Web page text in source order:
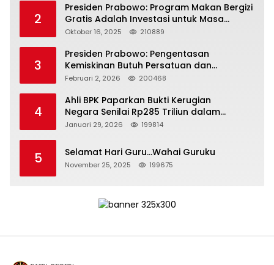
2
Presiden Prabowo: Program Makan Bergizi
Gratis Adalah Investasi untuk Masa
Depan Bangsa
Oktober 16, 2025 210889
3
Presiden Prabowo: Pengentasan
Kemiskinan Butuh Persatuan dan
Kepemimpinan yang Bertanggung Jawab
Februari 2, 2026 200468
4
Ahli BPK Paparkan Bukti Kerugian
Negara Senilai Rp285 Triliun dalam
Persidangan Korupsi PT Pertamina
Januari 29, 2026 199814
5 Selamat Hari Guru…Wahai Guruku
November 25, 2025 199675